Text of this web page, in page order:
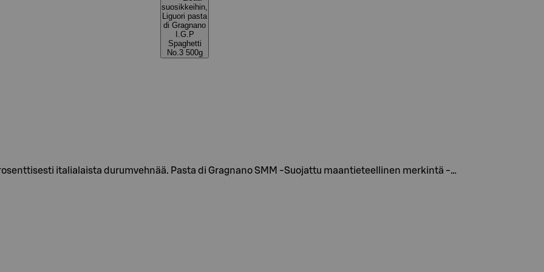
suosikkeihin,
Liguori pasta
di Gragnano
I.G.P
Spaghetti
No.3 500g
italialaista durumvehnää. Pasta di Gragnano SMM -Suojattu maantieteellinen merkintä -…